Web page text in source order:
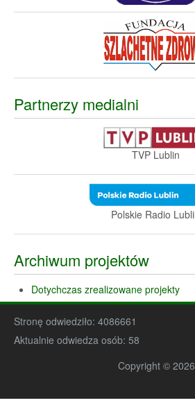
Partnerzy medialni
TVP Lublin
Polskie Radio
Archiwum projektów
Dotychczas zrealizowane projekty
Stronę odwiedziło: 4086661
Aktualnie odwiedza osób: 58
Copyright ©